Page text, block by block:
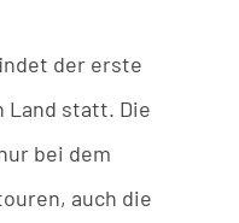
der erste
Land statt. Die
bei dem
auch die